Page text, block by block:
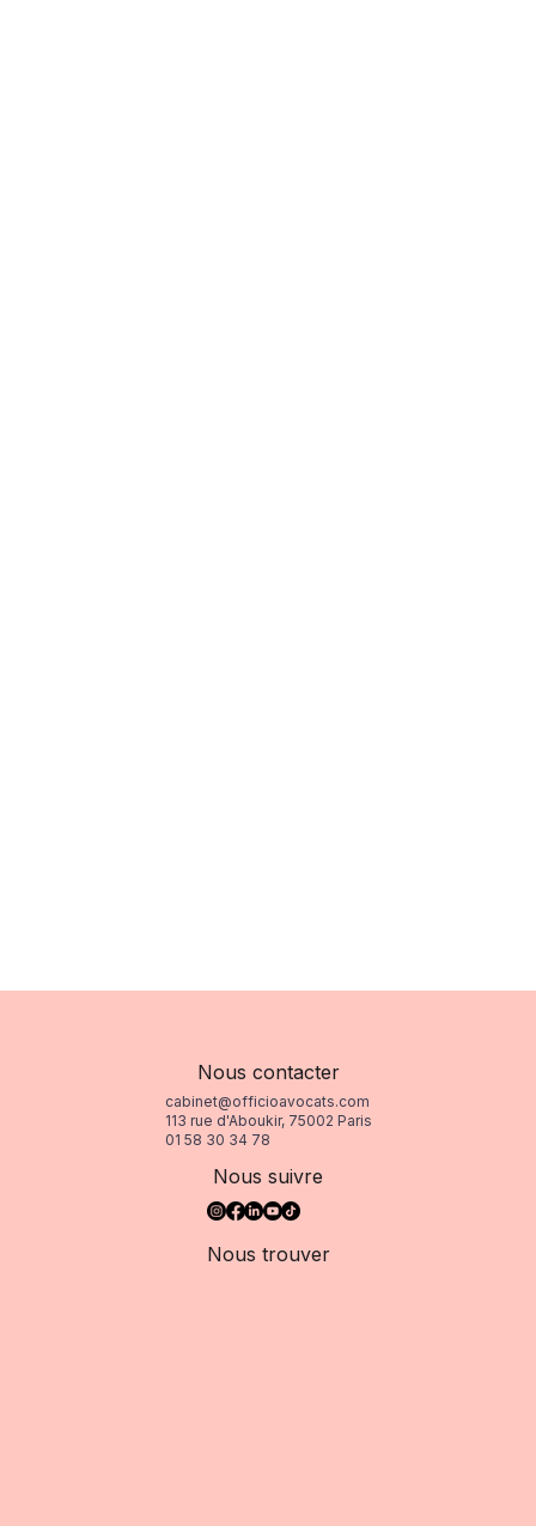
Nous contacter
cabinet@officioavocats.com
113 rue d'Aboukir, 75002 Paris
01 58 30 34 78
Nous trouver
Nous suivre